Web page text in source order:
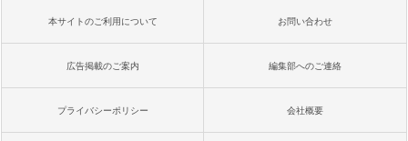
本サイトのご利用について お問い合わせ
広告掲載のご案内 編集部へのご連絡
プライバシーポリシー 会社概要